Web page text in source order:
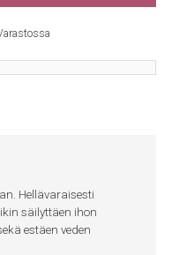
Hellävaraisesti
säilyttäen ihon
estäen veden